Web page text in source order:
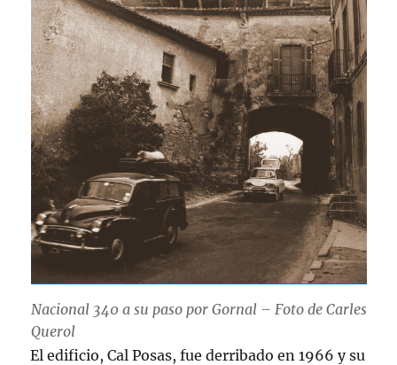
Nacional 340 a su paso por Gornal – Foto de Carles
Querol
El edificio, Cal Posas, fue derribado en 1966 y su